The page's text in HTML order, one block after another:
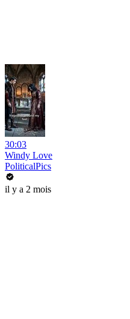
30:03
Windy Love
PoliticalPics
il y a 2 mois